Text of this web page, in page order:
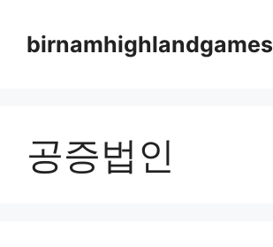
contentbirnamhighlandgames
공증법인